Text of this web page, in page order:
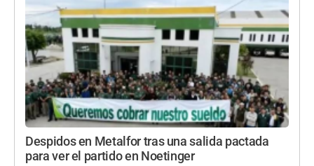
Despidos en Metalfor tras una salida pactada
para ver el partido en Noetinger